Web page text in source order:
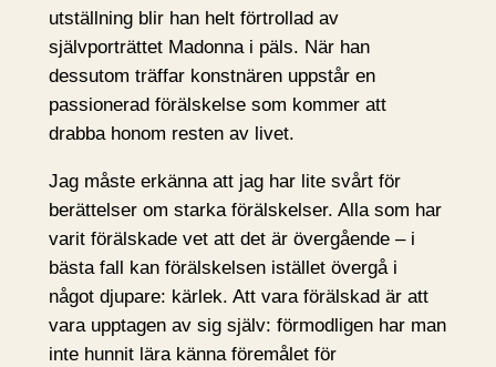
utställning blir han helt förtrollad av
självporträttet Madonna i päls. När han
dessutom träffar konstnären uppstår en
passionerad förälskelse som kommer att
drabba honom resten av livet.
Jag måste erkänna att jag har lite svårt för
berättelser om starka förälskelser. Alla som har
varit förälskade vet att det är övergående – i
bästa fall kan förälskelsen istället övergå i
något djupare: kärlek. Att vara förälskad är att
vara upptagen av sig själv: förmodligen har man
inte hunnit lära känna föremålet för